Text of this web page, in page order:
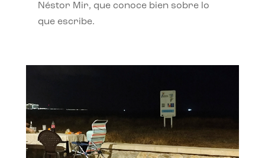
Néstor Mir, que conoce bien sobre lo
que escribe.